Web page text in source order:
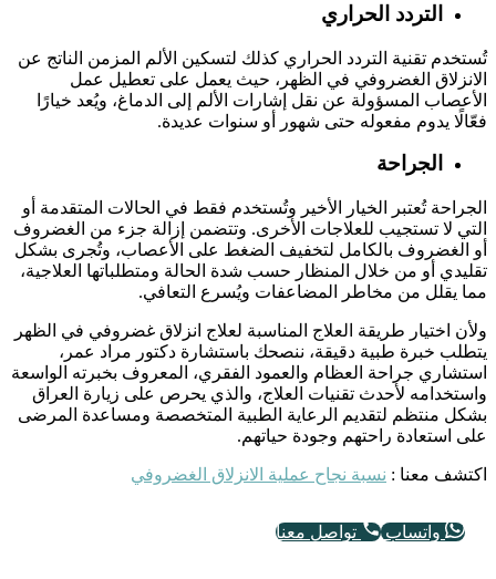
التردد الحراري
تُستخدم تقنية التردد الحراري كذلك لتسكين الألم المزمن الناتج عن
الانزلاق الغضروفي في الظهر، حيث يعمل على تعطيل عمل
الأعصاب المسؤولة عن نقل إشارات الألم إلى الدماغ، ويُعد خيارًا
فعّالًا يدوم مفعوله حتى شهور أو سنوات عديدة.
الجراحة
الجراحة تُعتبر الخيار الأخير وتُستخدم فقط في الحالات المتقدمة أو
التي لا تستجيب للعلاجات الأخرى. وتتضمن إزالة جزء من الغضروف
أو الغضروف بالكامل لتخفيف الضغط على الأعصاب، وتُجرى بشكل
تقليدي أو من خلال المنظار حسب شدة الحالة ومتطلباتها العلاجية،
مما يقلل من مخاطر المضاعفات ويُسرع التعافي.
ولأن اختيار طريقة العلاج المناسبة لعلاج انزلاق غضروفي في الظهر
يتطلب خبرة طبية دقيقة، ننصحك باستشارة دكتور مراد عمر،
استشاري جراحة العظام والعمود الفقري، المعروف بخبرته الواسعة
واستخدامه لأحدث تقنيات العلاج، والذي يحرص على زيارة العراق
بشكل منتظم لتقديم الرعاية الطبية المتخصصة ومساعدة المرضى
على استعادة راحتهم وجودة حياتهم.
اكتشف معنا : نسبة نجاح عملية الانزلاق الغضروفي
واتساب تواصل معنا